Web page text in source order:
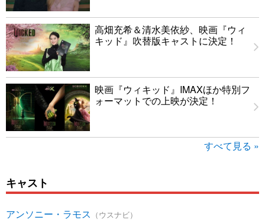
高畑充希＆清水美依紗、映画『ウィ
キッド』吹替版キャストに決定！
映画『ウィキッド』IMAXほか特別フ
ォーマットでの上映が決定！
すべて見る »
キャスト
アンソニー・ラモス （ウスナビ）